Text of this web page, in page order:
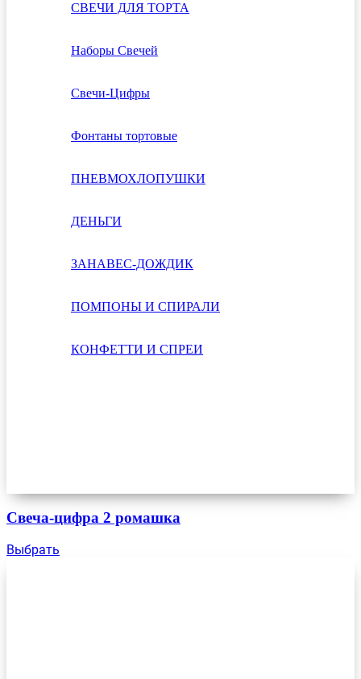
СВЕЧИ ДЛЯ ТОРТА
Наборы Свечей
Свечи-Цифры
Фонтаны тортовые
ПНЕВМОХЛОПУШКИ
ДЕНЬГИ
ЗАНАВЕС-ДОЖДИК
ПОМПОНЫ И СПИРАЛИ
КОНФЕТТИ И СПРЕИ
Свеча-цифра 2 ромашка
Выбрать